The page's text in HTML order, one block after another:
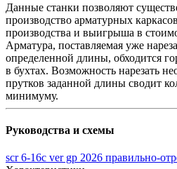
Данные станки позволяют
производство арматурных
производства и выигрыша в
Арматура, поставляемая уже
определенной длины, обходится
в бухтах. Возможность нарезать
прутков заданной длины сводит
минимуму.
Руководства и схемы
scr 6-16с ver gp 2026 правильно-